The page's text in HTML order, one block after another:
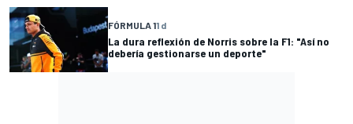
FÓRMULA 11 d
La dura reflexión de Norris sobre la F1: "Así no
debería gestionarse un deporte"